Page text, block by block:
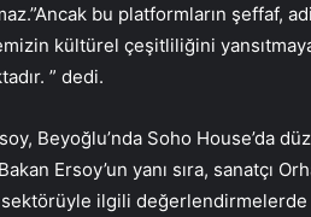
bu platformların şeffaf,
kültürel çeşitliliğini
” dedi.
Beyoğlu’nda Soho House’da
Ersoy’un yanı sıra, sanatçı
ilgili